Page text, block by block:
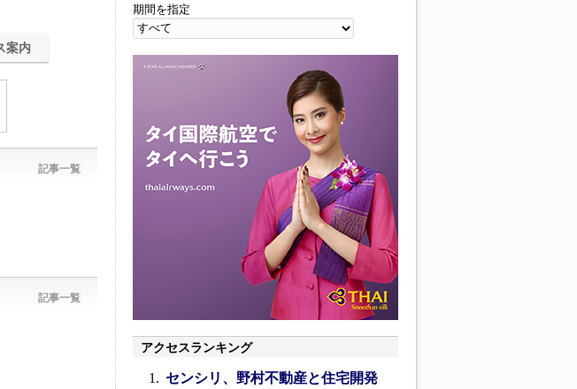
案内
記事一覧
記事一覧
期間を指定
アクセスランキング
センシリ、野村不動産と住宅開発